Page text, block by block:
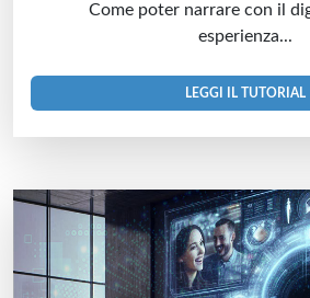
Come poter narrare con il
esperienza...
LEGGI IL TUTORIAL